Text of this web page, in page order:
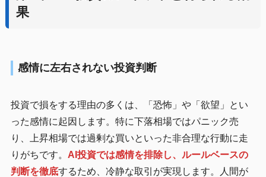
果
感情に左右されない投資判断
投資で損をする理由の多くは、「恐怖」や「欲望」とい
った感情に起因します。特に下落相場ではパニック売
り、上昇相場では過剰な買いといった非合理な行動に走
りがちです。 AI投資では感情を排除し、ルールベースの
判断を徹底するため、冷静な取引が実現します。人間が